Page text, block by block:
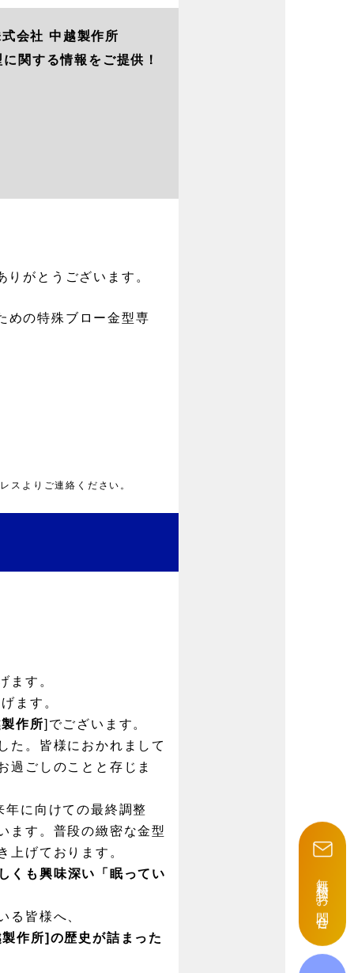
会社 中越製作所
関する情報をご提供！
がとうございます。
めの特殊ブロー金型専
スよりご連絡ください。
ます。
ます。
作所]でございます。
た。皆様におかれまして
過ごしのことと存じま
に向けての最終調整
ます。普段の緻密な金型
上げております。
くも興味深い「眠ってい
る皆様へ、
作所]の歴史が詰まった
・
お問合せ